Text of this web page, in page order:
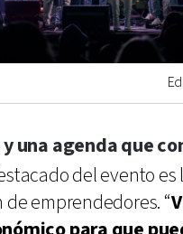
una agenda que
del evento es
emprendedores. “